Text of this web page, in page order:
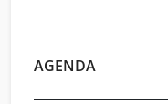
AGENDA